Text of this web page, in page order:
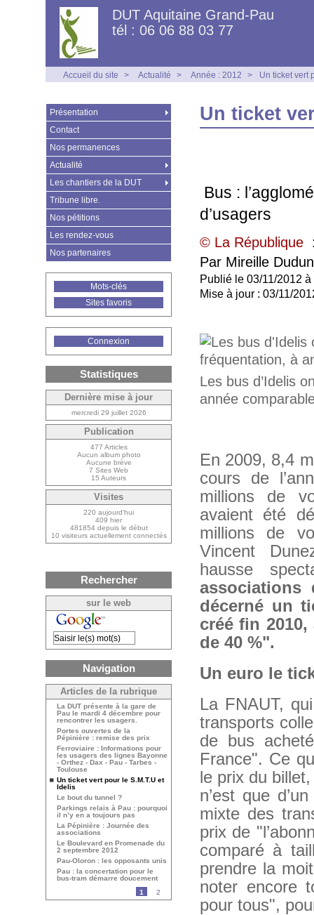
DUT Aquitaine Grand-Pau
tél : 06 06 88 03 77
Accueil du site > Actualité > Année : 2012 > Un ticket vert
Un ticket
Bus :
d’usagers
© La République
Par Mireille Dudun
Publié le 03/11/2012
Mise à jour : 03/11/
Les bus d’Idelis
année
En 2009, 8,4
cours de
millions de
avaient été
millions de
Vincent
hausse
associations
décerné un
créé fin
de 40 %".
Un euro le
La FNAUT,
transports
de bus
France". Ce
le prix du
n’est que
mixte des
prix de
comparé à
prendre la
noter encore
pour tous",
Présentation
Contact
Nos permanences
Actualité
Les chantiers de la DUT
Tribune libre.
Nos pétitions
Les rendez-vous
Nos partenaires
Mots-clés
Sites favoris
Connexion
Statistiques
Dernière mise à jour
mercredi 29 juillet 2026
Publication
477 Articles
Aucun album photo
Aucune brève
7 Sites Web
15 Auteurs
Visites
220 aujourd’hui
409 hier
481854 depuis le début
10 visiteurs actuellement connectés
Rechercher
sur le web
Navigation
Articles de la rubrique
La DUT présente à la gare de
Pau le mardi 4 décembre pour
rencontrer les usagers.
Portes ouvertes de la
Pépinière : remise des prix
Ferroviaire : Informations pour
les usagers des lignes Bayonne
- Orthez - Dax - Pau - Tarbes -
Toulouse
Un ticket vert pour le S.M.T.U et
Idelis
Le bout du tunnel ?
Parkings relais à Pau : pourquoi
il n’y en a toujours pas
La Pépinière : Journée des
associations
Le Boulevard en Promenade du
2 septembre 2012
Pau-Oloron : les opposants unis
Pau : la concertation pour le
bus-tram démarre doucement
1
2